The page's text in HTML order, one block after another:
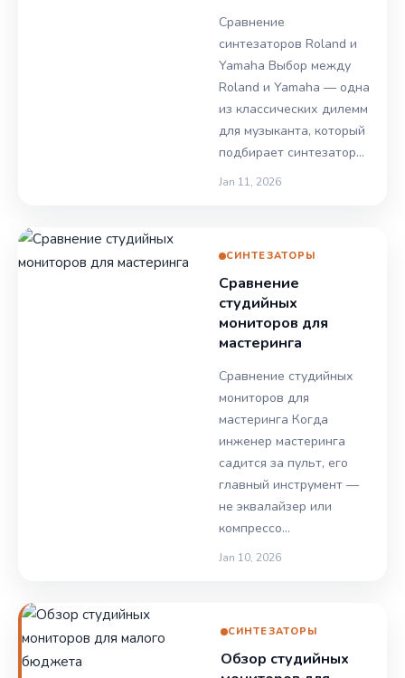
Сравнение
синтезаторов Roland и
Yamaha Выбор между
Roland и Yamaha — одна
из классических дилемм
для музыканта, который
подбирает синтезатор…
Jan 11, 2026
СИНТЕЗАТОРЫ
Сравнение
студийных
мониторов для
мастеринга
Сравнение студийных
мониторов для
мастеринга Когда
инженер мастеринга
садится за пульт, его
главный инструмент —
не эквалайзер или
компрессо…
Jan 10, 2026
СИНТЕЗАТОРЫ
Обзор студийных